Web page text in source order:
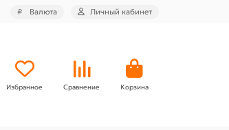
₽ Валюта Личный кабинет
Избранное Сравнение Корзина